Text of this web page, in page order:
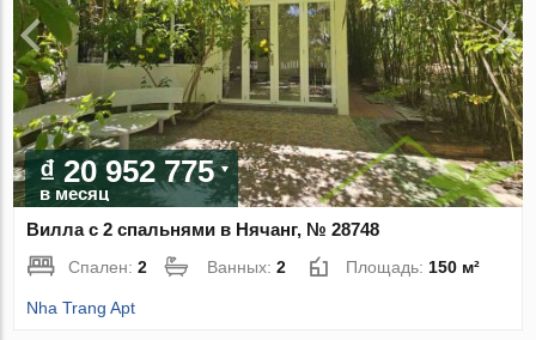
₫ 20 952 775
в месяц
Вилла с 2 спальнями в Нячанг, № 28748
Спален:2 Ванных:2 Площадь: 150 м²
Nha Trang Apt